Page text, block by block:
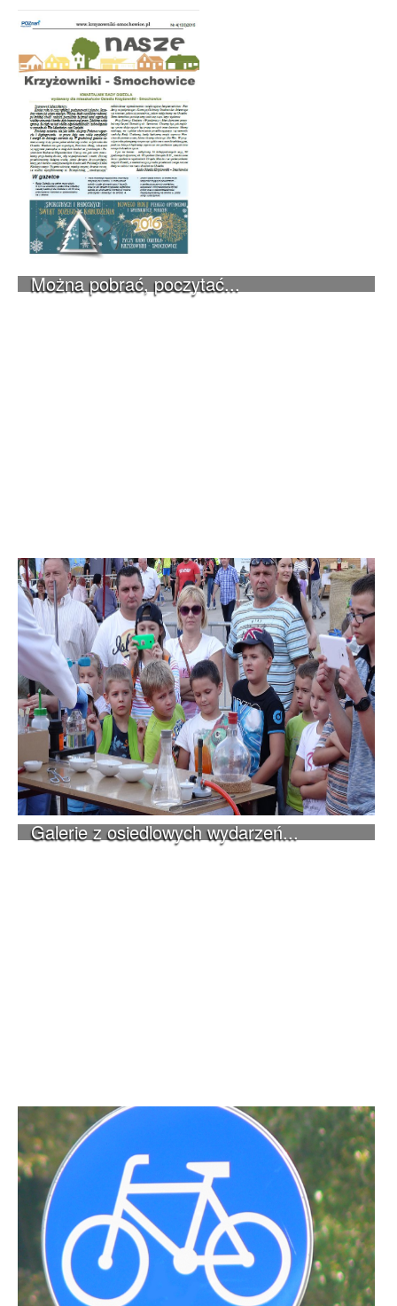
Można pobrać, poczytać...
Galerie z osiedlowych wydarzeń...